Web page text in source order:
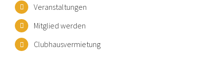
Veranstaltungen
Mitglied werden
Clubhausvermietung